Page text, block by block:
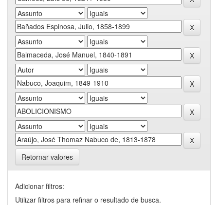
Retornar valores
Adicionar filtros:
Utilizar filtros para refinar o resultado de busca.